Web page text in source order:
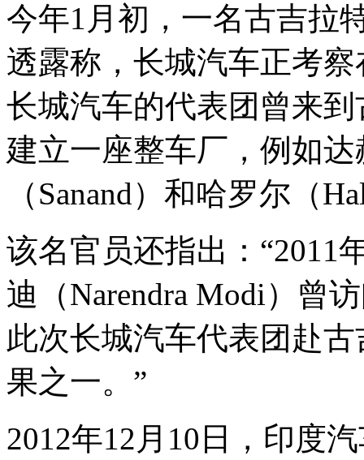
今年1月初，一名古吉拉
透露称，长城汽车正考
长城汽车的代表团曾来
建立一座整车厂，例如
（Sanand）和哈罗尔（
该名官员还指出：“2011
迪（Narendra Modi）曾
此次长城汽车代表团赴
果之一。”
2012年12月10日，印度